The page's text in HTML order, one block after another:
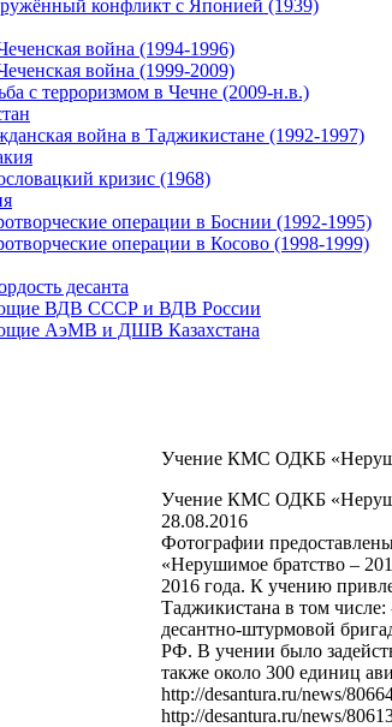
конфликт с Японией (1939)
война (1994-1996)
война (1999-2009)
с терроризмом в Чечне (2009-н.в.)
война в Таджикистане (1992-1997)
кризис (1968)
операции в Боснии (1992-1995)
операции в Косово (1998-1999)
десанта
ВДВ СССР и ВДВ России
АэМВ и ДШВ Казахстана
Учение КМС ОДКБ
Учение КМС ОДКБ
28.08.2016
Фотографии
«Нерушимое братство –
2016 года. К учению
Таджикистана в том
десантно-штурмовой
РФ. В учении было
также около 300 единиц
http://desantura.ru/news/
http://desantura.ru/news/